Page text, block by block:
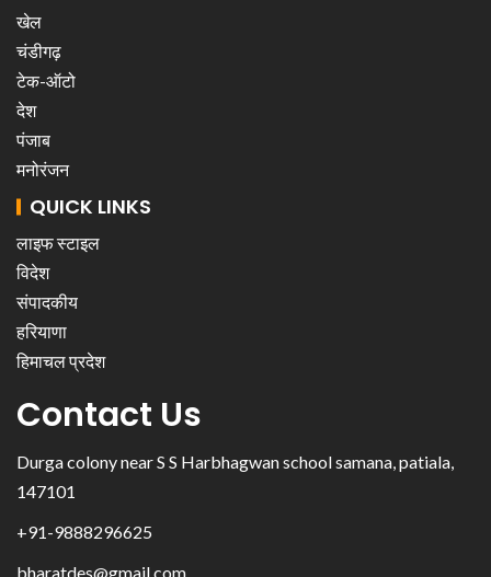
खेल
चंडीगढ़
टेक-ऑटो
देश
पंजाब
मनोरंजन
QUICK LINKS
लाइफ स्टाइल
विदेश
संपादकीय
हरियाणा
हिमाचल प्रदेश
Contact Us
Durga colony near S S Harbhagwan school samana, patiala,
147101
+91-9888296625
bharatdes@gmail.com